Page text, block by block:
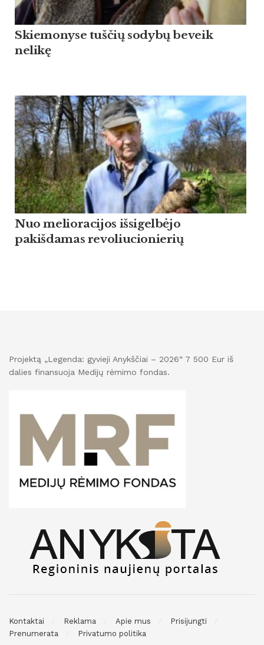
Skiemonyse tuščių sodybų beveik
nelikę
Nuo melioracijos išsigelbėjo
pakišdamas revoliucionierių
Projektą „Legenda: gyvieji Anykščiai – 2026“ 7 500 Eur iš
dalies finansuoja Medijų rėmimo fondas.
Kontaktai Reklama Apie mus
Prisijungti
Prenumerata
Privatumo politika